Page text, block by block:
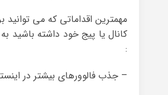
مهمترین اقداماتی که می
کانال یا پیج خود داشته باشید
:
– جذب فالوورهای بیشتر در